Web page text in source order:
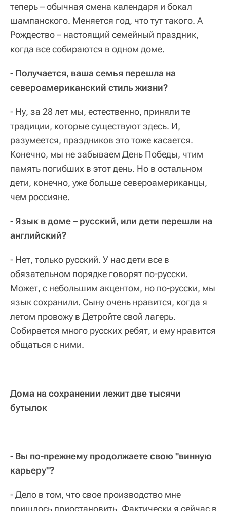
теперь – обычная смена календаря и бокал
шампанского. Меняется год, что тут такого. А
Рождество – настоящий семейный праздник,
когда все собираются в одном доме.
- Получается, ваша семья перешла на
североамериканский стиль жизни?
- Ну, за 28 лет мы, естественно, приняли те
традиции, которые существуют здесь. И,
разумеется, праздников это тоже касается.
Конечно, мы не забываем День Победы, чтим
память погибших в этот день. Но в остальном
дети, конечно, уже больше североамериканцы,
чем россияне.
- Язык в доме – русский, или дети перешли на
английский?
- Нет, только русский. У нас дети все в
обязательном порядке говорят по-русски.
Может, с небольшим акцентом, но по-русски, мы
язык сохранили. Сыну очень нравится, когда я
летом провожу в Детройте свой лагерь.
Собирается много русских ребят, и ему нравится
общаться с ними.
Дома на сохранении лежит две тысячи
бутылок
- Вы по-прежнему продолжаете свою "винную
карьеру"?
- Дело в том, что свое производство мне
пришлось приостановить. Фактически я сейчас в